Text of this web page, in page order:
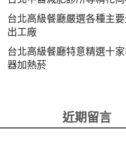
台北高級餐廳嚴選各種主
出工廠
台北高級餐廳特意精選十
器加熱菸
近期留言